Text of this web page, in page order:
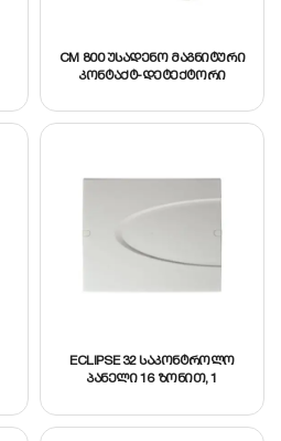
CM 800 უსადენო მაგნიტური
კონტაქტ-დეტექტორი
ECLIPSE 32 საკონტროლო
პანელი 16 ზონით, 1
გამოსასვლელით